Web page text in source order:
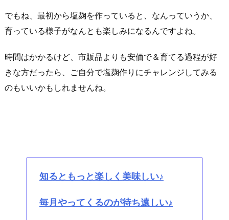
でもね、最初から塩麹を作っていると、なんっていうか、
育っている様子がなんとも楽しみになるんですよね。
時間はかかるけど、市販品よりも安価で＆育てる過程が好
きな方だったら、ご自分で塩麹作りにチャレンジしてみる
のもいいかもしれませんね。
知るともっと楽しく美味しい♪
毎月やってくるのが待ち遠しい♪